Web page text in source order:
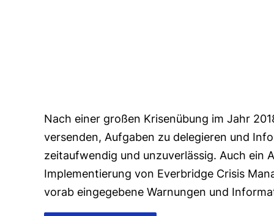
Nach einer großen Krisenübung im Jahr
versenden, Aufgaben zu delegieren und
zeitaufwendig und unzuverlässig. Auch ein
Implementierung von Everbridge Crisis
vorab eingegebene Warnungen und